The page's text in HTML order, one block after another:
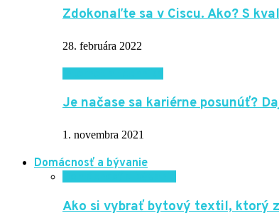
Zdokonaľte sa v Ciscu. Ako? S
28. februára 2022
Je načase sa kariérne posunúť?
1. novembra 2021
Domácnosť a bývanie
Ako si vybrať bytový textil, ktorý